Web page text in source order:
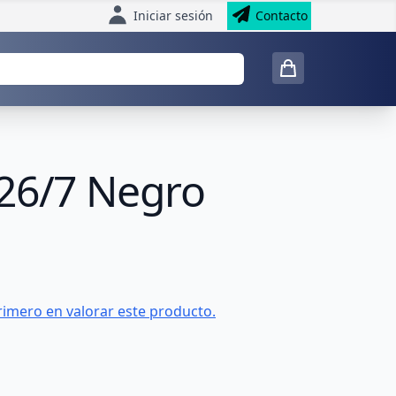
Iniciar sesión Contacto
7 Negro
en valorar este producto.